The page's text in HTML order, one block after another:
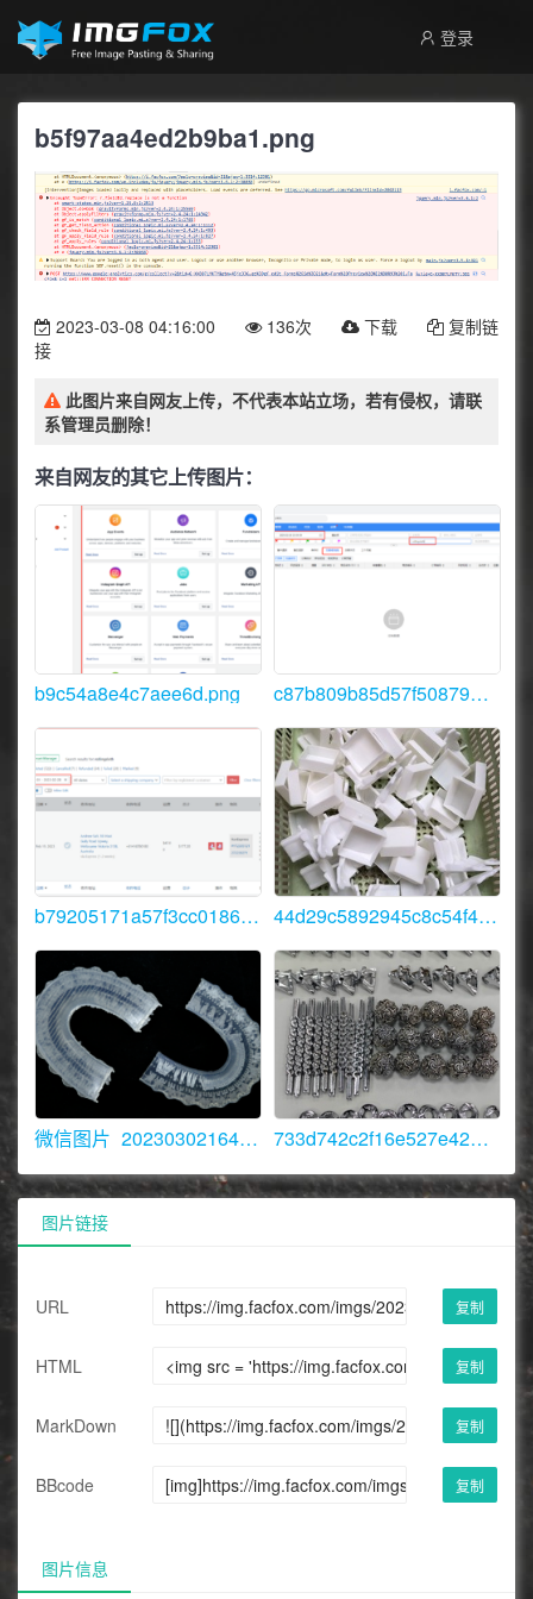
登录
b5f97aa4ed2b9ba1.png
2023-03-08 04:16:00 136次 下载
复制链
接
此图片来自网友上传，不代表本站立场，若有侵权，请联
系管理员删除！
来自网友的其它上传图片：
b9c54a8e4c7aee6d.png c87b809b85d57f508796c80a033f7bf.png
b79205171a57f3cc0186b48864f792f.png 44d29c5892945c8c54f48a5791229ccf_QQ%E5%9B%BE%E7%89%8720230211140809.jpg
微信图片_20230302164322.png 733d742c2f16e527e42638b3e082c2e.jpg
图片链接
URL 复制
HTML 复制
MarkDown 复制
BBcode 复制
图片信息